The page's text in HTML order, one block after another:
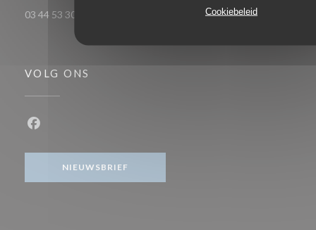
Cookiebeleid
03 44 53 30 53
VOLG ONS
NIEUWSBRIEF